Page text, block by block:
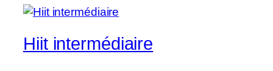
Hiit intermédiaire